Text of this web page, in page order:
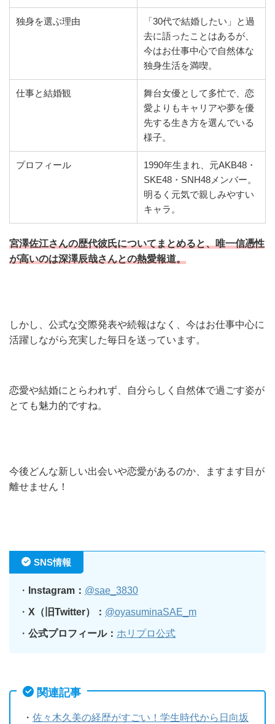
独身を選ぶ理由
「30代で結婚したい」と過
去に語ったことはあるが、
今はお仕事中心で自然体な
独身生活を満喫。
仕事と結婚観
舞台女優として多忙で、恋
愛よりもキャリアや夢を優
先する生き方を選んでいる
様子。
プロフィール
1990年生まれ、元AKB48・
SKE48・SNH48メンバー。
明るく元気で親しみやすい
キャラ。
宮澤佐江さんの歴代彼氏についてまとめると、唯一信憑性
が高いのは深澤辰哉さんとの熱愛報道。
しかし、公式な交際発表や続報はなく、今はお仕事中心に
活躍しながら充実した毎日を送っています。
恋愛や結婚にとらわれず、自分らしく自然体で過ごす姿が
とても魅力的ですね。
今後どんな新しい出会いや恋愛があるのか、ますます目が
離せません！
SNS情報
・ Instagram： @sae_3830
・ X（旧Twitter）： @oyasuminaSAE_m
・ 公式プロフィール： ホリプロ公式
関連記事
・ 佐々木久美の経歴がすごい！学生時代から日向坂